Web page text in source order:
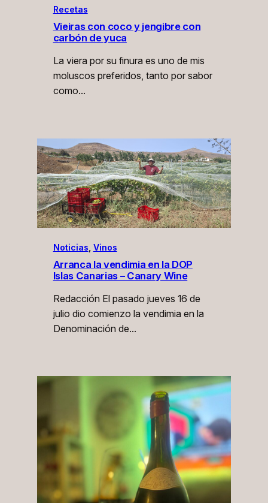
Recetas
Vieiras con coco y jengibre con
carbón de yuca
La viera por su finura es uno de mis
moluscos preferidos, tanto por sabor
como…
Noticias Vinos
Arranca la vendimia en la DOP
Islas Canarias – Canary Wine
Redacción El pasado jueves 16 de
julio dio comienzo la vendimia en la
Denominación de…